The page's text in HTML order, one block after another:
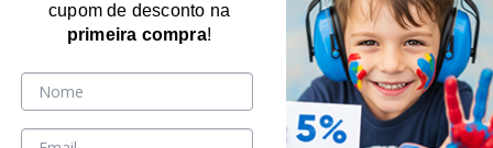
cupom de desconto na
primeira compra!